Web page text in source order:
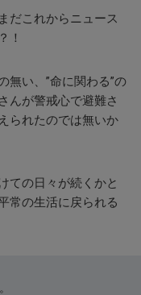
だこれからニュース
！
無い、”命に関わる”の
んが警戒心で避難さ
られたのでは無いか
ての日々が続くかと
常の生活に戻られる